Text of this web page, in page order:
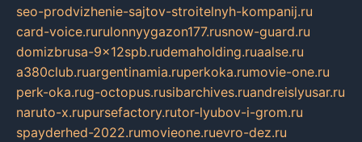
seo-prodvizhenie-sajtov-stroitelnyh-kompanij.ru
card-voice.rurulonnyygazon177.rusnow-guard.ru
domizbrusa-9x12spb.rudemaholding.ruaalse.ru
a380club.ruargentinamia.ruperkoka.rumovie-one.ru
perk-oka.rug-octopus.rusibarchives.ruandreislyusar.ru
naruto-x.rupursefactory.rutor-lyubov-i-grom.ru
spayderhed-2022.rumovieone.ruevro-dez.ru